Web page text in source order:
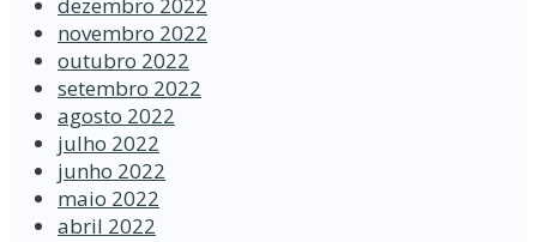
novembro 2022
outubro 2022
setembro 2022
agosto 2022
julho 2022
junho 2022
maio 2022
abril 2022